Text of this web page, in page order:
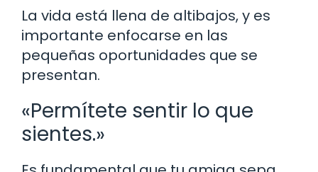
La vida está llena de altibajos, y es
importante enfocarse en las
pequeñas oportunidades que se
presentan.
«Permítete sentir lo que
sientes.»